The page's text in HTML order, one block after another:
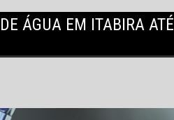
ÁGUA EM ITABIRA ATÉ